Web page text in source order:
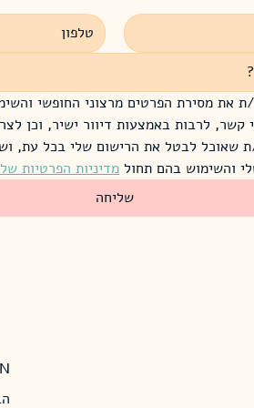
והשימוש בהם תחול מדיניות הפרטיות
שליחה